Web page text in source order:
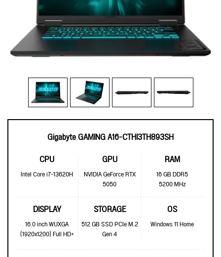
Gigabyte GAMING A16-CTHI3TH893SH
CPU
Intel Core i7-13620H
GPU
NVIDIA GeForce RTX
5050
RAM
16 GB DDR5
5200 MHz
DISPLAY
16.0 inch WUXGA
(1920x1200) Full HD+
STORAGE
512 GB SSD PCIe M.2
Gen 4
OS
Windows 11 Home